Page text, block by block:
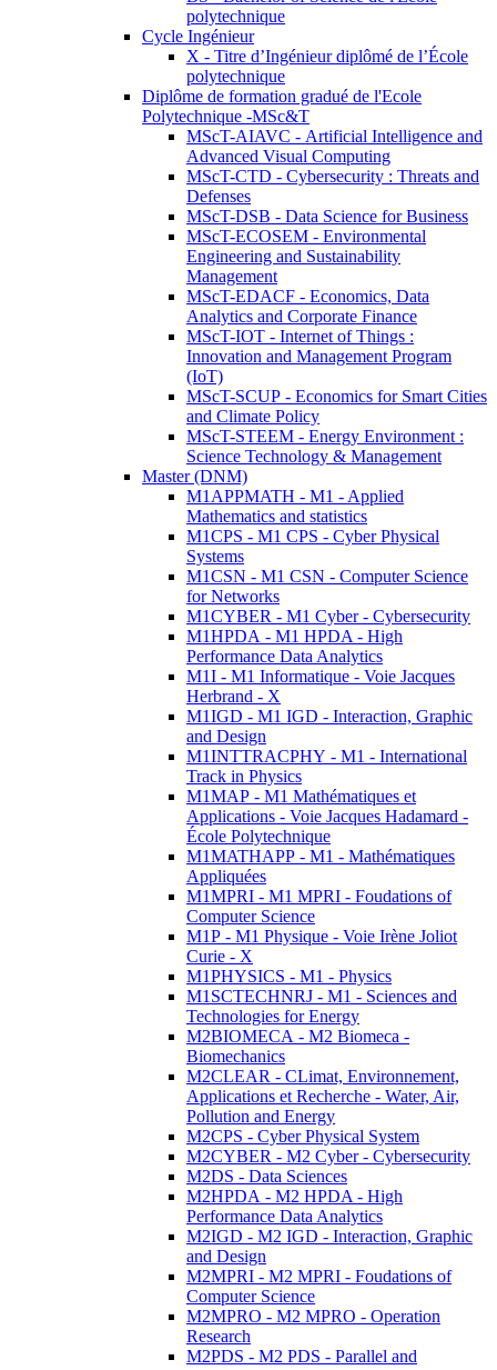
polytechnique
Cycle Ingénieur
X - Titre d’Ingénieur diplômé de l’École
polytechnique
Diplôme de formation gradué de l'Ecole
Polytechnique -MSc&T
MScT-AIAVC - Artificial Intelligence and
Advanced Visual Computing
MScT-CTD - Cybersecurity : Threats and
Defenses
MScT-DSB - Data Science for Business
MScT-ECOSEM - Environmental
Engineering and Sustainability
Management
MScT-EDACF - Economics, Data
Analytics and Corporate Finance
MScT-IOT - Internet of Things :
Innovation and Management Program
(IoT)
MScT-SCUP - Economics for Smart Cities
and Climate Policy
MScT-STEEM - Energy Environment :
Science Technology & Management
Master (DNM)
M1APPMATH - M1 - Applied
Mathematics and statistics
M1CPS - M1 CPS - Cyber Physical
Systems
M1CSN - M1 CSN - Computer Science
for Networks
M1CYBER - M1 Cyber - Cybersecurity
M1HPDA - M1 HPDA - High
Performance Data Analytics
M1I - M1 Informatique - Voie Jacques
Herbrand - X
M1IGD - M1 IGD - Interaction, Graphic
and Design
M1INTTRACPHY - M1 - International
Track in Physics
M1MAP - M1 Mathématiques et
Applications - Voie Jacques Hadamard -
École Polytechnique
M1MATHAPP - M1 - Mathématiques
Appliquées
M1MPRI - M1 MPRI - Foudations of
Computer Science
M1P - M1 Physique - Voie Irène Joliot
Curie - X
M1PHYSICS - M1 - Physics
M1SCTECHNRJ - M1 - Sciences and
Technologies for Energy
M2BIOMECA - M2 Biomeca -
Biomechanics
M2CLEAR - CLimat, Environnement,
Applications et Recherche - Water, Air,
Pollution and Energy
M2CPS - Cyber Physical System
M2CYBER - M2 Cyber - Cybersecurity
M2DS - Data Sciences
M2HPDA - M2 HPDA - High
Performance Data Analytics
M2IGD - M2 IGD - Interaction, Graphic
and Design
M2MPRI - M2 MPRI - Foudations of
Computer Science
M2MPRO - M2 MPRO - Operation
Research
M2PDS - M2 PDS - Parallel and